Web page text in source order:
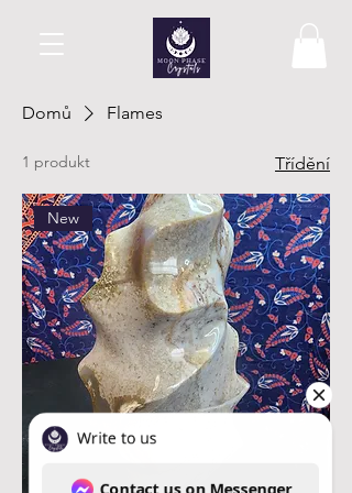
Domů Flames
1 produkt Třídění
New